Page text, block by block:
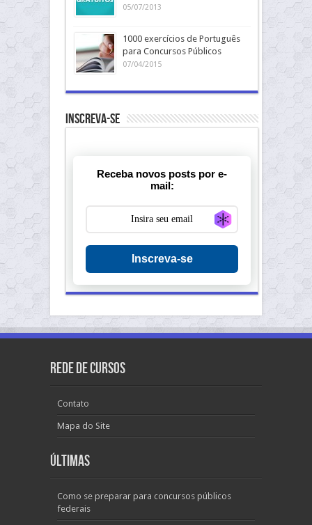
05/07/2013
1000 exercícios de Português
para Concursos Públicos
07/04/2015
Inscreva-se
Receba novos posts por e-
mail:
Generate new
Inscreva-se
Rede de Cursos
Contato
Mapa do Site
Últimas
Como se preparar para concursos públicos
federais